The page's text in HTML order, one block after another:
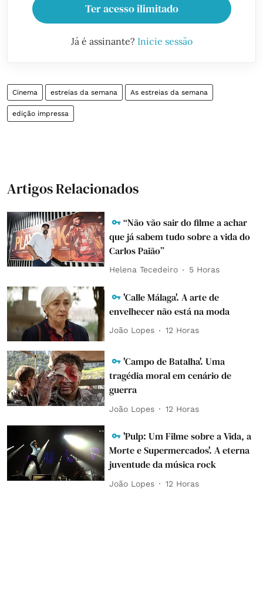
Ter acesso ilimitado
Já é assinante? Inicie sessão
Cinema estreias da semana As estreias da semana
edição impressa
Artigos Relacionados
“Não vão sair do filme a achar
que já sabem tudo sobre a vida do
Carlos Paião”
Helena Tecedeiro 5 Horas
'Calle Málaga'. A arte de
envelhecer não está na moda
João Lopes 12 Horas
'Campo de Batalha'. Uma
tragédia moral em cenário de
guerra
João Lopes 12 Horas
'Pulp: Um Filme sobre a Vida, a
Morte e Supermercados'. A eterna
juventude da música rock
João Lopes 12 Horas